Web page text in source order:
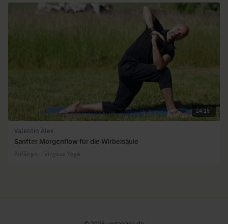
24:18
Valentin Alex
Sanfter Morgenflow für die Wirbelsäule
Anfänger | Vinyasa Yoga